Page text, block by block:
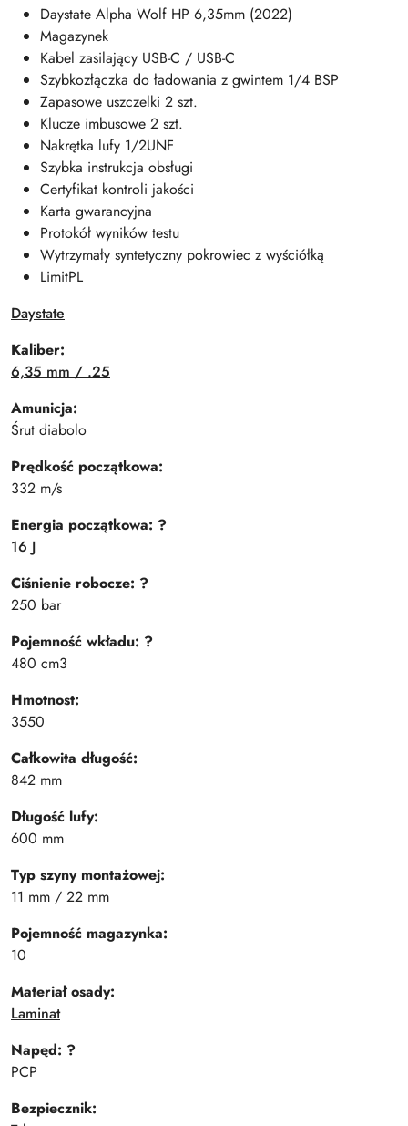
Daystate Alpha Wolf HP 6,35mm (2022)
Magazynek
Kabel zasilający USB-C / USB-C
Szybkozłączka do ładowania z gwintem 1/4 BSP
Zapasowe uszczelki 2 szt.
Klucze imbusowe 2 szt.
Nakrętka lufy 1/2UNF
Szybka instrukcja obsługi
Certyfikat kontroli jakości
Karta gwarancyjna
Protokół wyników testu
Wytrzymały syntetyczny pokrowiec z wyściółką
LimitPL
Daystate
Kaliber:
6,35 mm / .25
Amunicja:
Śrut diabolo
Prędkość początkowa:
332 m/s
Energia początkowa: ?
16 J
Ciśnienie robocze: ?
250 bar
Pojemność wkładu: ?
480 cm3
Hmotnost:
3550
Całkowita długość:
842 mm
Długość lufy:
600 mm
Typ szyny montażowej:
11 mm / 22 mm
Pojemność magazynka:
10
Materiał osady:
Laminat
Napęd: ?
PCP
Bezpiecznik: